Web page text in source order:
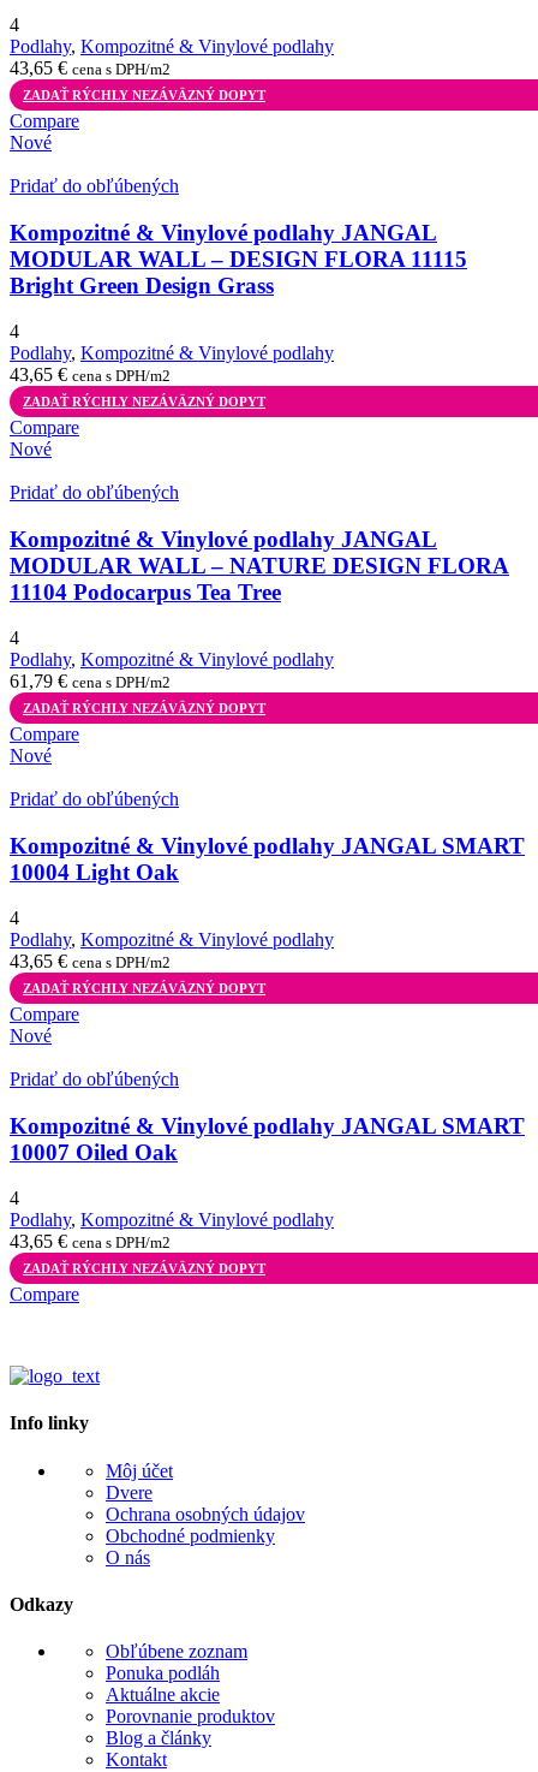
4
Podlahy, Kompozitné & Vinylové podlahy
43,65 € cena s DPH/m2
ZADAŤ RÝCHLY NEZÁVÄZNÝ DOPYT
Compare
Nové
Pridať do obľúbených
Kompozitné & Vinylové podlahy JANGAL
MODULAR WALL – DESIGN FLORA 11115
Bright Green Design Grass
4
Podlahy, Kompozitné & Vinylové podlahy
43,65 € cena s DPH/m2
ZADAŤ RÝCHLY NEZÁVÄZNÝ DOPYT
Compare
Nové
Pridať do obľúbených
Kompozitné & Vinylové podlahy JANGAL
MODULAR WALL – NATURE DESIGN FLORA
11104 Podocarpus Tea Tree
4
Podlahy, Kompozitné & Vinylové podlahy
61,79 € cena s DPH/m2
ZADAŤ RÝCHLY NEZÁVÄZNÝ DOPYT
Compare
Nové
Pridať do obľúbených
Kompozitné & Vinylové podlahy JANGAL SMART
10004 Light Oak
4
Podlahy, Kompozitné & Vinylové podlahy
43,65 € cena s DPH/m2
ZADAŤ RÝCHLY NEZÁVÄZNÝ DOPYT
Compare
Nové
Pridať do obľúbených
Kompozitné & Vinylové podlahy JANGAL SMART
10007 Oiled Oak
4
Podlahy, Kompozitné & Vinylové podlahy
43,65 € cena s DPH/m2
ZADAŤ RÝCHLY NEZÁVÄZNÝ DOPYT
Compare
Info linky
Môj účet
Dvere
Ochrana osobných údajov
Obchodné podmienky
O nás
Odkazy
Obľúbene zoznam
Ponuka podláh
Aktuálne akcie
Porovnanie produktov
Blog a články
Kontakt